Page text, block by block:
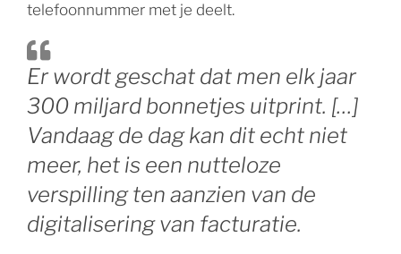
telefoonnummer met je deelt.
Er wordt geschat dat men elk jaar
300 miljard bonnetjes uitprint. […]
Vandaag de dag kan dit echt niet
meer, het is een nutteloze
verspilling ten aanzien van de
digitalisering van facturatie.